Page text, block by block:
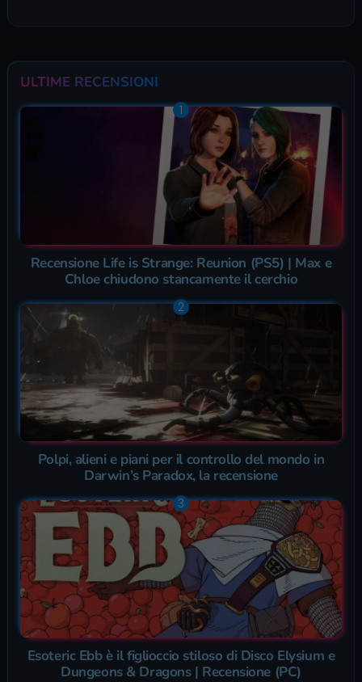
ULTIME RECENSIONI
Recensione Life is Strange: Reunion (PS5) | Max e
Chloe chiudono stancamente il cerchio
Polpi, alieni e piani per il controllo del mondo in
Darwin’s Paradox, la recensione
Esoteric Ebb è il figlioccio stiloso di Disco Elysium e
Dungeons & Dragons | Recensione (PC)